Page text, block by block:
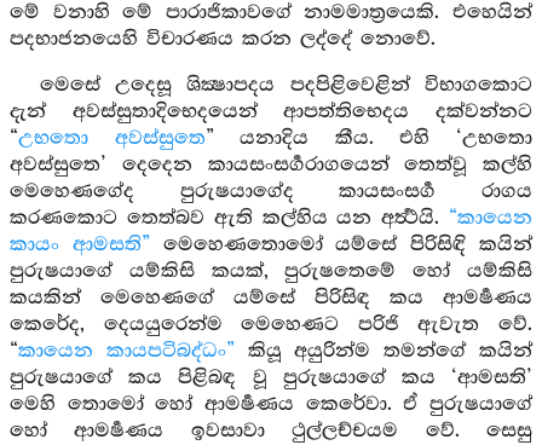
මේ වනාහි මේ පාරාජිකාවගේ නාමමාත්‍රයෙකි. එහෙයින්
පදභාජනයෙහි විචාරණය කරන ලද්දේ නොවේ.
මෙසේ උදෙසූ ශික්‍ෂාපදය පදපිළිවෙළින් විභාගකොට
දැන් අවස්සුතාදිභෙදයෙන් ආපත්තිභෙදය දක්වන්නට
“උභතො අවස්සුතෙ” යනාදිය කීය. එහි ‘උභතො
අවස්සුතෙ’ දෙදෙන කායසංසර්‍ගරාගයෙන් තෙත්වූ කල්හි
මෙහෙණගේද පුරුෂයාගේද කායසංසර්‍ග රාගය
කරණකොට තෙත්බව ඇති කල්හිය යන අර්‍ත්‍ථයි. “කායෙන
කායං ආමසති” මෙහෙණතොමෝ යම්සේ පිරිසිඳි කයින්
පුරුෂයාගේ යම්කිසි කයක්, පුරුෂතෙමේ හෝ යම්කිසි
කයකින් මෙහෙණගේ යම්සේ පිරිසිඳ කය ආමර්‍ෂණය
කෙරේද, දෙයයුරෙන්ම මෙහෙණට පරිජි ඇවැත වේ.
“කායෙන කායපටිබද්ධං” කියූ අයුරින්ම තමන්ගේ කයින්
පුරුෂයාගේ කය පිළිබඳ වූ පුරුෂයාගේ කය ‘ආමසති’
මෙහි තොමෝ හෝ ආමර්‍ෂණය කෙරේවා. ඒ පුරුෂයාගේ
හෝ ආමර්‍ෂණය ඉවසාවා ථුල්ලච්චයම වේ. සෙසු